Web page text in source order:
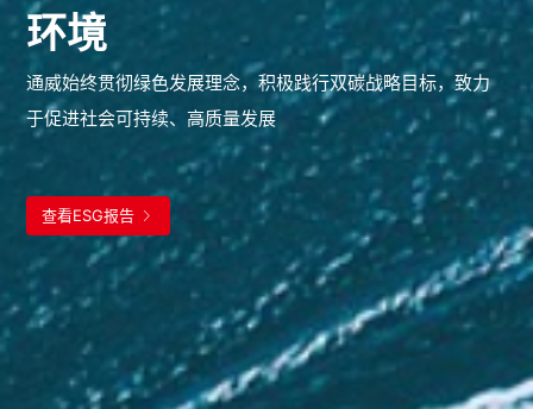
环境
通威始终贯彻绿色发展理念，积极践行双碳战略目标，致力
于促进社会可持续、高质量发展
查看ESG报告